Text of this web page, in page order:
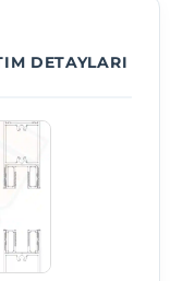
DETAYLARI